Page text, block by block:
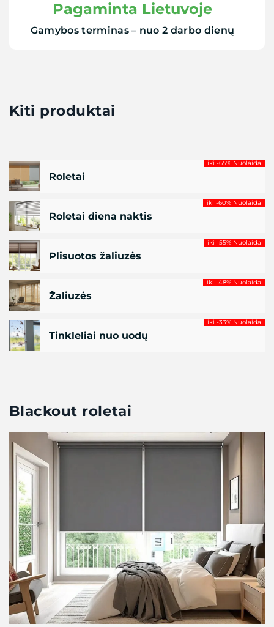
Pagaminta Lietuvoje
Gamybos terminas – nuo 2 darbo dienų
Kiti produktai
Roletai
iki -65% Nuolaida
Roletai diena naktis
iki -60% Nuolaida
Plisuotos žaliuzės
iki -55% Nuolaida
Žaliuzės
iki -48% Nuolaida
Tinkleliai nuo uodų
iki -33% Nuolaida
Blackout roletai